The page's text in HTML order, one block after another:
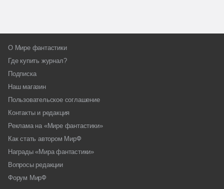
О Мире фантастики
Где купить журнал?
Подписка
Наш магазин
Пользовательское соглашение
Контакты и редакция
Реклама на «Мире фантастики»
Как стать автором МирФ
Награды «Мира фантастики»
Вопросы редакции
Форум МирФ